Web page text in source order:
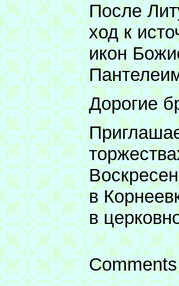
После
ход к
икон
Дорогие
в
в